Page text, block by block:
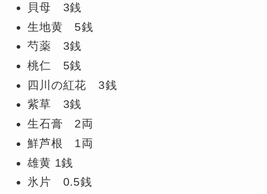
貝母 3銭
生地黄 5銭
芍薬 3銭
桃仁 5銭
四川の紅花 3銭
紫草 3銭
生石膏 2両
鮮芦根 1両
雄黄 1銭
氷片 0.5銭